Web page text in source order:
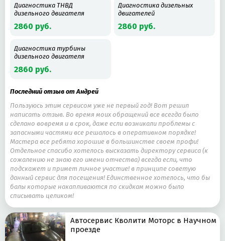
РЕМОНТ PORSCHE
РЕМОНТ ЭЛЕКТРОННЫХ СИСТЕМ УПРАВЛЕНИЯ АВТОМОБИЛЯ
Диагностика ТНВД
дизельного двигателя
2860 руб.
Диагностика дизельных
двигателей
2860 руб.
Диагностика турбины
дизельного двигателя
2860 руб.
Последний отзыв от Андрей
Пользуюсь этим сервисом уже не первый год! Вот решил
написать отзыв. Во время моих обращений все всегда было
сделано вовремя и в срок, даже если возникали проблемы с
запасными частями все решалось в оперативном порядке!
Мастера все ребята хорошие в большинстве своем профи!
Отдельное спасибо хотелось высказать директору сервиса (к
сожалению не знаю его имени отчества) всегда если, что
подскажет и примет личное участие! в принципе советую
данный сервис для посещения! Единственное хотелось, что бы
балы которые накапливаются по скидкам можно было
списывать целиком!
Автосервис Кволити Моторс в Научном
проезде